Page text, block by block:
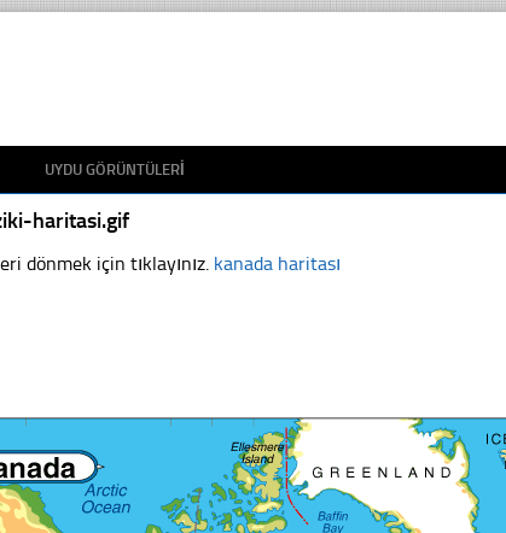
UYDU GÖRÜNTÜLERI
haritasi.gif
dönmek için tıklayınız. kanada haritası